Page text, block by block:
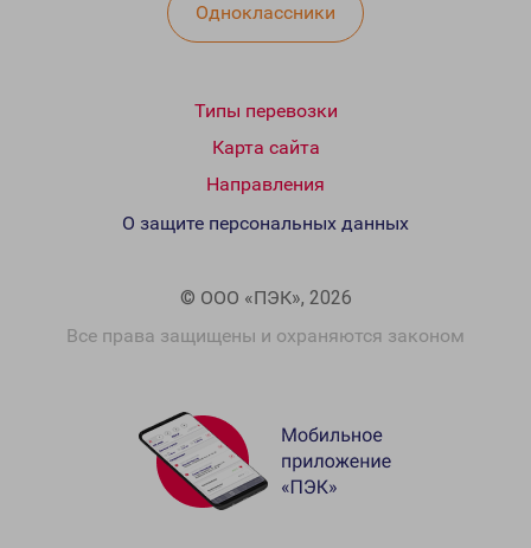
Одноклассники
Типы перевозки
Карта сайта
Направления
© ООО «ПЭК», 2026
Все права защищены и охраняются законом
О защите персональных данных